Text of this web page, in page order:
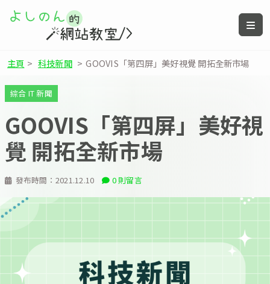
主頁 > 科技新聞 > GOOVIS「第四屏」美好視覺 開拓全新市場
發布時間： 2021.12.10 0 則留言
綜合 IT 新聞
GOOVIS「第四屏」美好視
覺 開拓全新市場